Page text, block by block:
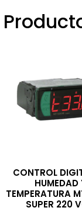
CONTROL
HUMEDAD
TEMPERATURA
SUPER 220